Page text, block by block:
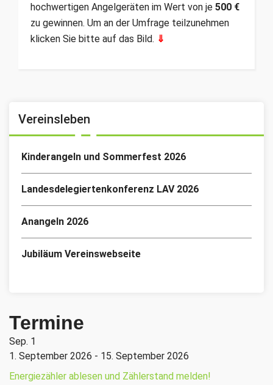
hochwertigen Angelgeräten im Wert von je 500 €
zu gewinnen. Um an der Umfrage teilzunehmen
klicken Sie bitte auf das Bild. ⇓
Vereinsleben
Kinderangeln und Sommerfest 2026
Landesdelegiertenkonferenz LAV 2026
Anangeln 2026
Jubiläum Vereinswebseite
Termine
Sep. 1
1. September 2026 - 15. September 2026
Energiezähler ablesen und Zählerstand melden!